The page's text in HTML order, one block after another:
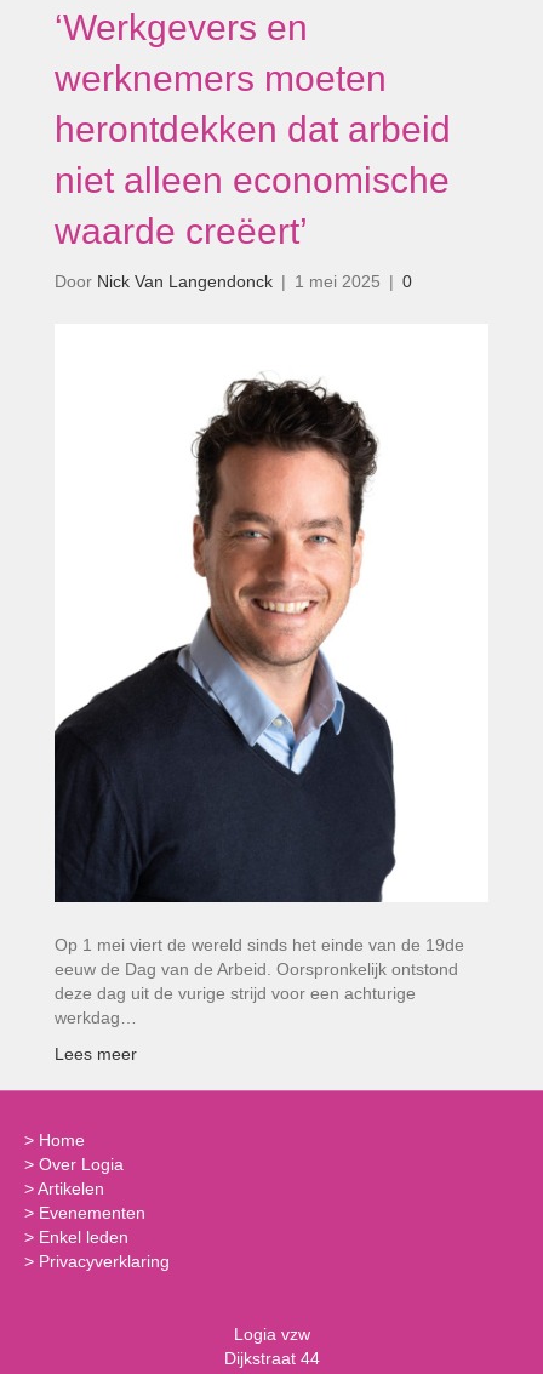
‘Werkgevers en
werknemers moeten
herontdekken dat arbeid
niet alleen economische
waarde creëert’
Door Nick Van Langendonck | 1 mei 2025 | 0
Op 1 mei viert de wereld sinds het einde van de 19de
eeuw de Dag van de Arbeid. Oorspronkelijk ontstond
deze dag uit de vurige strijd voor een achturige
werkdag…
Lees meer
> Home
> Over Logia
>Artikelen
> Evenementen
> Enkel leden
> Privacyverklaring
Logia vzw
Dijkstraat 44